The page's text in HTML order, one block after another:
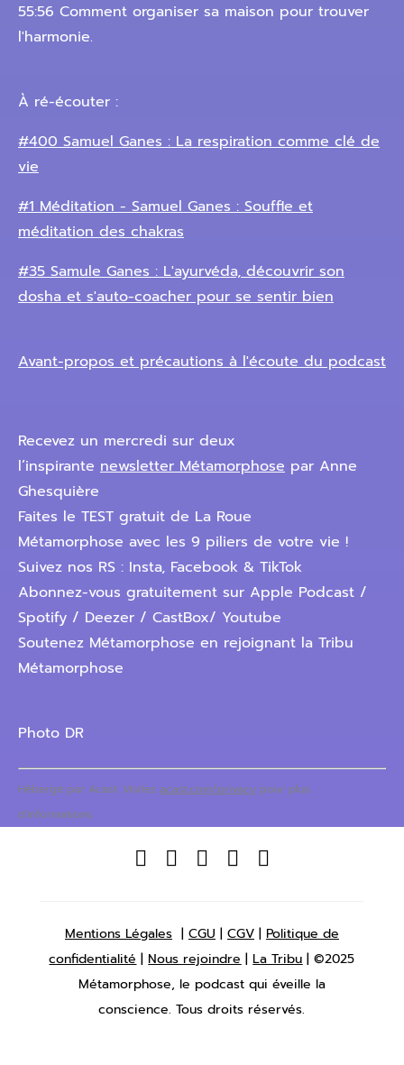
55:56 Comment organiser sa maison pour trouver
l'harmonie.
À ré-écouter :
#400 Samuel Ganes : La respiration comme clé de
vie
#1 Méditation - Samuel Ganes : Souffle et
méditation des chakras
#35 Samule Ganes : L'ayurvéda, découvrir son
dosha et s'auto-coacher pour se sentir bien
Avant-propos et précautions à l'écoute du podcast
Recevez un mercredi sur deux
l’inspirante newsletter Métamorphose par Anne
Ghesquière
Faites le TEST gratuit de La Roue
Métamorphose avec les 9 piliers de votre vie !
Suivez nos RS : Insta, Facebook & TikTok
Abonnez-vous gratuitement sur Apple Podcast /
Spotify / Deezer / CastBox/ Youtube
Soutenez Métamorphose en rejoignant la Tribu
Métamorphose
Photo DR
Hébergé par Acast. Visitez acast.com/privacy pour plus
d'informations.
    
Mentions Légales | CGU | CGV| Politique de
confidentialité |Nous rejoindre |La Tribu | ©2025
Métamorphose, le podcast qui éveille la
conscience. Tous droits réservés.